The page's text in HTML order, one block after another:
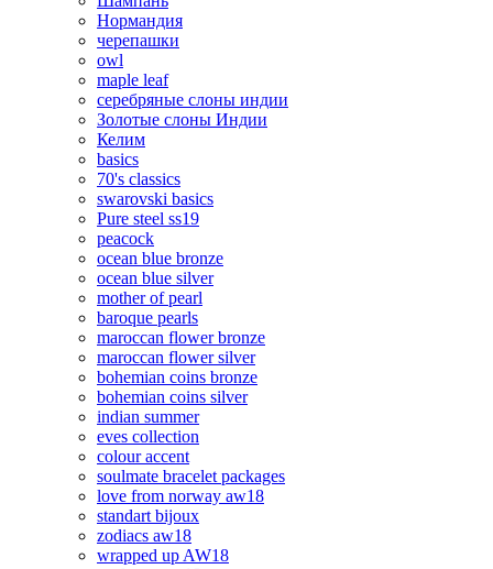
Нормандия
черепашки
owl
maple leaf
серебряные слоны индии
Золотые слоны Индии
Келим
basics
70's classics
swarovski basics
Pure steel ss19
peacock
ocean blue bronze
ocean blue silver
mother of pearl
baroque pearls
maroccan flower bronze
maroccan flower silver
bohemian coins bronze
bohemian coins silver
indian summer
eves collection
colour accent
soulmate bracelet packages
love from norway aw18
standart bijoux
zodiacs aw18
wrapped up AW18